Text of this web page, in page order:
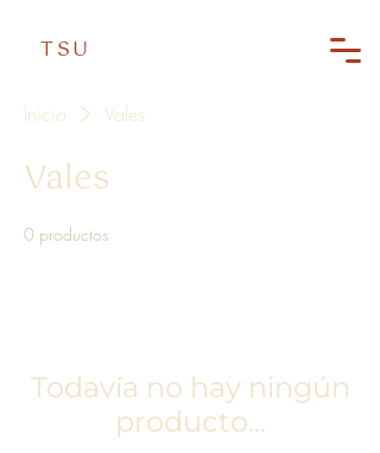
TSU
Inicio Vales
Vales
0 productos
Todavía no hay ningún
producto...